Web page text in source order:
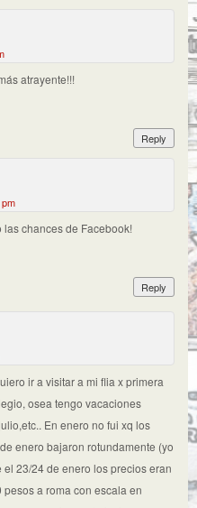
atrayente!!!
Reply
las chances de Facebook!
Reply
ir a visitar a mi flia x primera
osea tengo vacaciones
En enero no fui xq los
enero bajaron rotundamente (yo
23/24 de enero los precios eran
a roma con escala en